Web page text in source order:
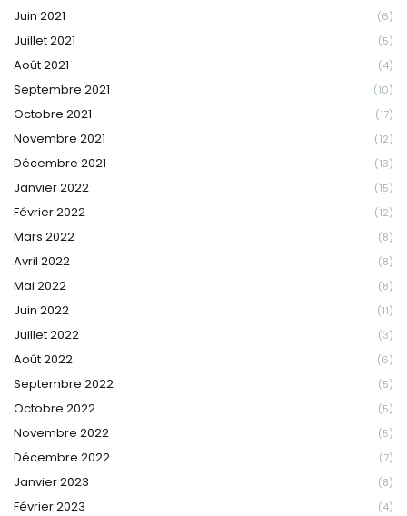
Juin 2021 (6)
Juillet 2021 (5)
Août 2021 (4)
Septembre 2021 (10)
Octobre 2021 (17)
Novembre 2021 (12)
Décembre 2021 (13)
Janvier 2022 (15)
Février 2022 (12)
Mars 2022 (8)
Avril 2022 (8)
Mai 2022 (8)
Juin 2022 (11)
Juillet 2022 (3)
Août 2022 (6)
Septembre 2022 (5)
Octobre 2022 (5)
Novembre 2022 (5)
Décembre 2022 (7)
Janvier 2023 (8)
Février 2023 (4)